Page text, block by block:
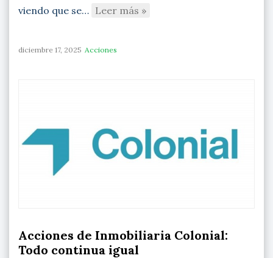
viendo que se… Leer más »
diciembre 17, 2025 Acciones
Acciones de Inmobiliaria Colonial:
Todo continua igual